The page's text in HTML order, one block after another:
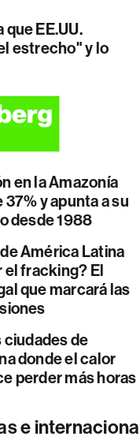
EE.UU.
estrecho" y lo
en la Amazonía
37% y apunta a su
desde 1988
América Latina
fracking? El
que marcará las
ciudades de
donde el calor
perder más horas
e